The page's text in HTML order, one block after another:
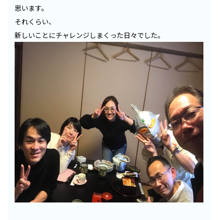
思います。
それくらい、
新しいことにチャレンジしまくった日々でした。